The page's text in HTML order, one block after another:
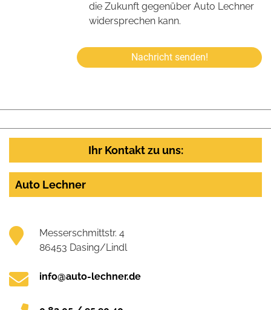
die Zukunft gegenüber Auto Lechner
widersprechen kann.
Nachricht senden!
Ihr Kontakt zu uns:
Auto Lechner
Messerschmittstr. 4
86453 Dasing/Lindl
info@auto-lechner.de